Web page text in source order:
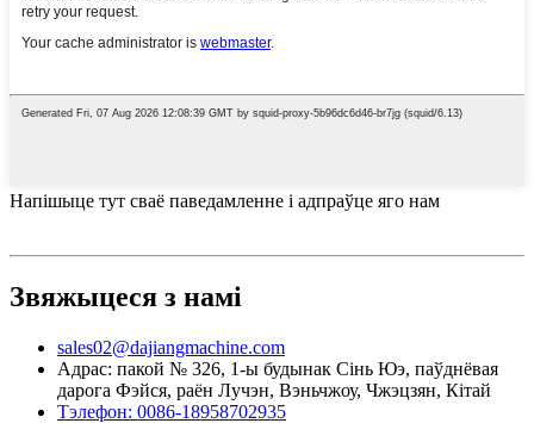
Напішыце тут сваё паведамленне і адпраўце яго нам
Звяжыцеся з намі
sales02@dajiangmachine.com
Адрас: пакой № 326, 1-ы будынак Сінь Юэ, паўднёвая
дарога Фэйся, раён Лучэн, Вэньчжоу, Чжэцзян, Кітай
Тэлефон: 0086-18958702935